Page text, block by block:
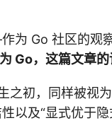
为 Go 社区的观
Go，这篇文章的
之初，同样被视
以及“显式优于